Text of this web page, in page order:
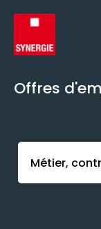
Offres
Activer